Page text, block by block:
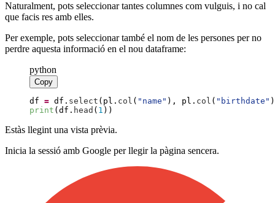
Naturalment, pots seleccionar tantes columnes com vulguis, i no cal
que facis res amb elles.
Per exemple, pots seleccionar també el nom de les persones per no
perdre aquesta informació en el nou dataframe:
python
Copy
df = df . select ( pl . col ( " name " ) , pl . col ( " birthdate " )
print ( df . head ( 1 ) )
Estàs llegint una vista prèvia.
Inicia la sessió amb Google per llegir la pàgina sencera.